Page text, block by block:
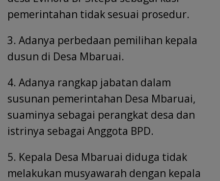
pemerintahan tidak sesuai prosedur.
3. Adanya perbedaan pemilihan kepala
dusun di Desa Mbaruai.
4. Adanya rangkap jabatan dalam
susunan pemerintahan Desa Mbaruai,
suaminya sebagai perangkat desa dan
istrinya sebagai Anggota BPD.
5. Kepala Desa Mbaruai diduga tidak
melakukan musyawarah dengan kepala